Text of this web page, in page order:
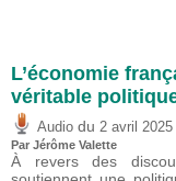
L’économie
véritable
Audio du 2 avril 2025
Par Jérôme Valette
À revers des